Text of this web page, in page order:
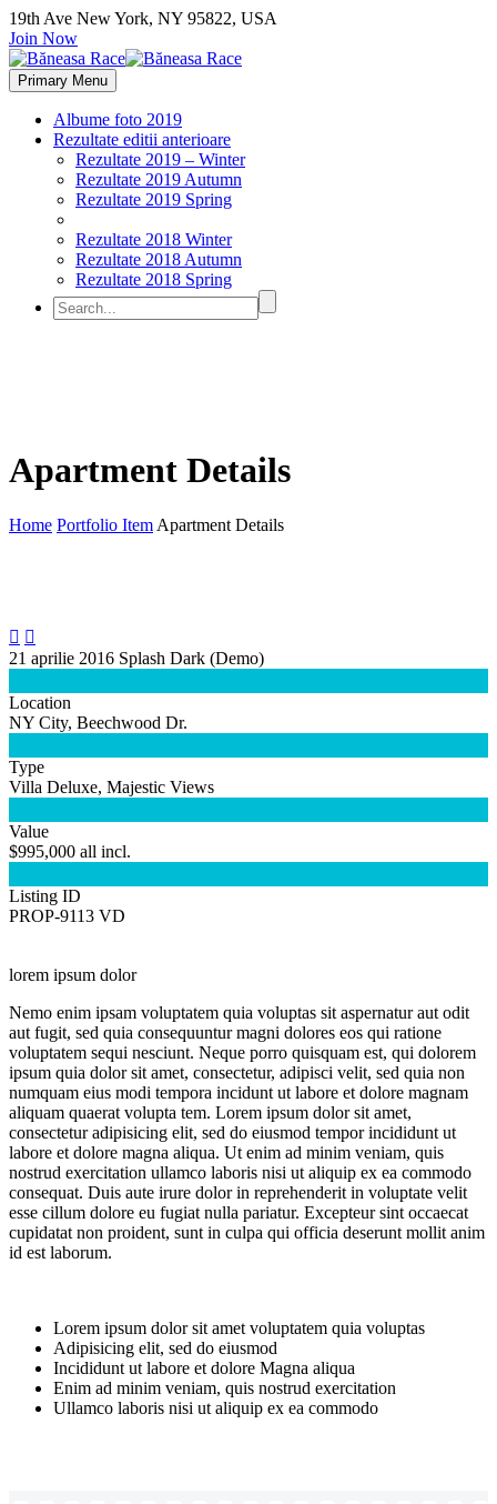
19th Ave New York, NY 95822, USA
Join Now
Primary Menu
Albume foto 2019
Rezultate editii anterioare
Rezultate 2019 – Winter
Rezultate 2019 Autumn
Rezultate 2019 Spring
Rezultate 2018 Winter
Rezultate 2018 Autumn
Rezultate 2018 Spring
Apartment Details
Home Portfolio Item Apartment Details
 
21 aprilie 2016 Splash Dark (Demo)
Location
NY City, Beechwood Dr.
Type
Villa Deluxe, Majestic Views
Value
$995,000 all incl.
Listing ID
PROP-9113 VD
lorem ipsum dolor
Nemo enim ipsam voluptatem quia voluptas sit aspernatur aut odit
aut fugit, sed quia consequuntur magni dolores eos qui ratione
voluptatem sequi nesciunt. Neque porro quisquam est, qui dolorem
ipsum quia dolor sit amet, consectetur, adipisci velit, sed quia non
numquam eius modi tempora incidunt ut labore et dolore magnam
aliquam quaerat volupta tem. Lorem ipsum dolor sit amet,
consectetur adipisicing elit, sed do eiusmod tempor incididunt ut
labore et dolore magna aliqua. Ut enim ad minim veniam, quis
nostrud exercitation ullamco laboris nisi ut aliquip ex ea commodo
consequat. Duis aute irure dolor in reprehenderit in voluptate velit
esse cillum dolore eu fugiat nulla pariatur. Excepteur sint occaecat
cupidatat non proident, sunt in culpa qui officia deserunt mollit anim
id est laborum.
Lorem ipsum dolor sit amet voluptatem quia voluptas
Adipisicing elit, sed do eiusmod
Incididunt ut labore et dolore Magna aliqua
Enim ad minim veniam, quis nostrud exercitation
Ullamco laboris nisi ut aliquip ex ea commodo